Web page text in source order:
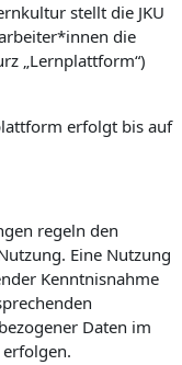
stellt die JKU
die
„Lernplattform“)
erfolgt bis auf
regeln den
Eine Nutzung
Kenntnisnahme
Daten im